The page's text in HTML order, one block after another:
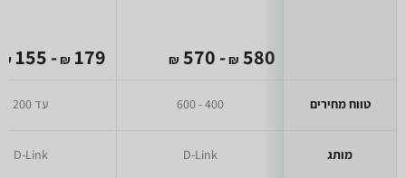
טווח מחירים
מותג
580
₪
- 570
₪
400 - 600
D-Link
179
₪
- 155
₪
עד 200
D-Link